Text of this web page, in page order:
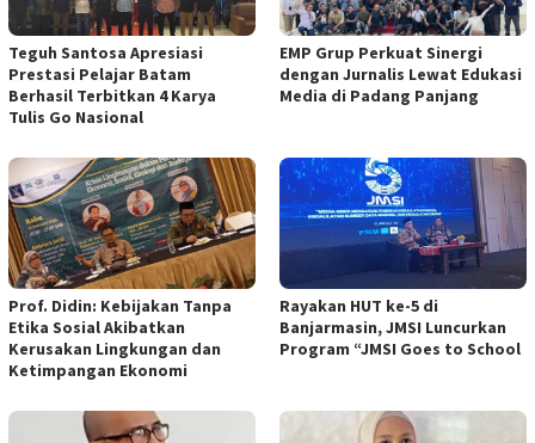
Teguh Santosa Apresiasi
Prestasi Pelajar Batam
Berhasil Terbitkan 4 Karya
Tulis Go Nasional
EMP Grup Perkuat Sinergi
dengan Jurnalis Lewat Edukasi
Media di Padang Panjang
Prof. Didin: Kebijakan Tanpa
Etika Sosial Akibatkan
Kerusakan Lingkungan dan
Ketimpangan Ekonomi
Rayakan HUT ke-5 di
Banjarmasin, JMSI Luncurkan
Program “JMSI Goes to School